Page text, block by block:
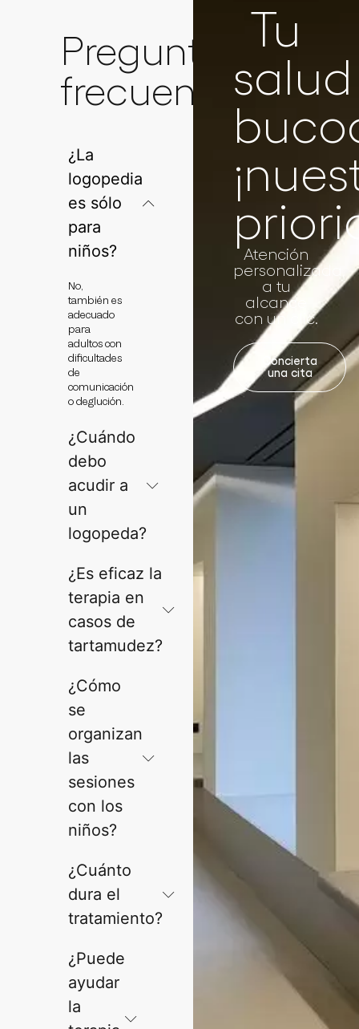
Preguntas
frecuentes
¿La
logopedia
es sólo
para
niños?
No,
también es
adecuado
para
adultos con
dificultades
de
comunicación
o deglución.
¿Cuándo
debo
acudir a
un
logopeda?
¿Es eficaz la
terapia en
casos de
tartamudez?
¿Cómo
se
organizan
las
sesiones
con los
niños?
¿Cuánto
dura el
tratamiento?
¿Puede
ayudar
la
Tu
salud
Atención
personalizada,
a tu
alcance
con un clic.
Concierta
una cita